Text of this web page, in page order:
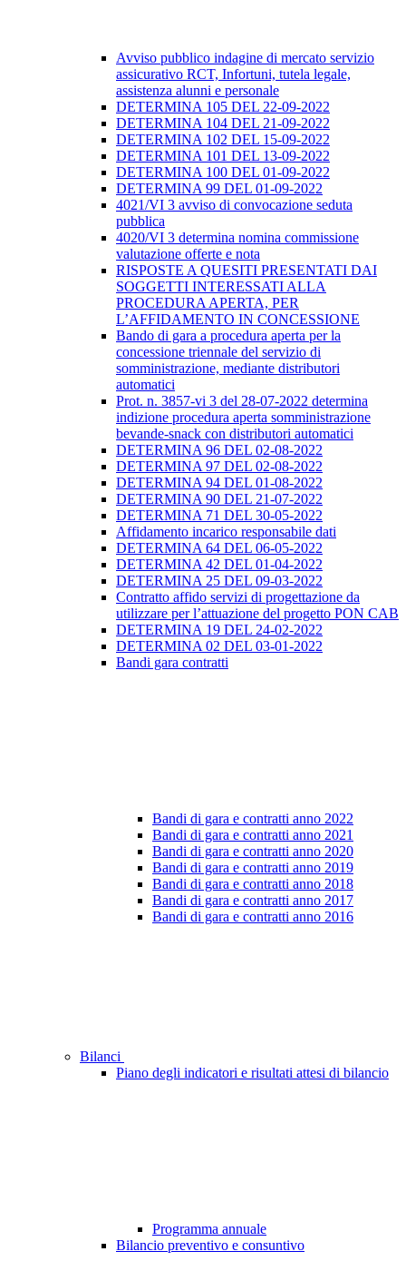
Avviso pubblico indagine di mercato servizio
assicurativo RCT, Infortuni, tutela legale,
assistenza alunni e personale
DETERMINA 105 DEL 22-09-2022
DETERMINA 104 DEL 21-09-2022
DETERMINA 102 DEL 15-09-2022
DETERMINA 101 DEL 13-09-2022
DETERMINA 100 DEL 01-09-2022
DETERMINA 99 DEL 01-09-2022
4021/VI 3 avviso di convocazione seduta
pubblica
4020/VI 3 determina nomina commissione
valutazione offerte e nota
RISPOSTE A QUESITI PRESENTATI DAI
SOGGETTI INTERESSATI ALLA
PROCEDURA APERTA, PER
L’AFFIDAMENTO IN CONCESSIONE
Bando di gara a procedura aperta per la
concessione triennale del servizio di
somministrazione, mediante distributori
automatici
Prot. n. 3857-vi 3 del 28-07-2022 determina
indizione procedura aperta somministrazione
bevande-snack con distributori automatici
DETERMINA 96 DEL 02-08-2022
DETERMINA 97 DEL 02-08-2022
DETERMINA 94 DEL 01-08-2022
DETERMINA 90 DEL 21-07-2022
DETERMINA 71 DEL 30-05-2022
Affidamento incarico responsabile dati
DETERMINA 64 DEL 06-05-2022
DETERMINA 42 DEL 01-04-2022
DETERMINA 25 DEL 09-03-2022
Contratto affido servizi di progettazione da
utilizzare per l’attuazione del progetto PON CAB
DETERMINA 19 DEL 24-02-2022
DETERMINA 02 DEL 03-01-2022
Bandi gara contratti
Bandi di gara e contratti anno 2022
Bandi di gara e contratti anno 2021
Bandi di gara e contratti anno 2020
Bandi di gara e contratti anno 2019
Bandi di gara e contratti anno 2018
Bandi di gara e contratti anno 2017
Bandi di gara e contratti anno 2016
Bilanci
Piano degli indicatori e risultati attesi di bilancio
Programma annuale
Bilancio preventivo e consuntivo